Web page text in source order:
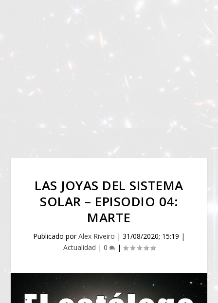
LAS JOYAS DEL SISTEMA
SOLAR – EPISODIO 04:
MARTE
Publicado porAlex Riveiro | 31/08/2020; 15:19 |
Actualidad | 0 |